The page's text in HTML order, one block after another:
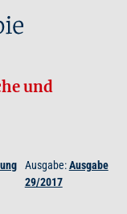
und
Ausgabe:Ausgabe
29/2017